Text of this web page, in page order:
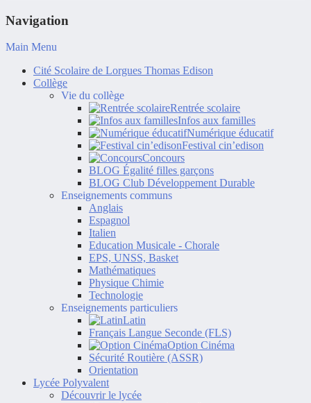
Navigation
Main Menu
Cité Scolaire de Lorgues Thomas Edison
Collège
Vie du collège
Rentrée scolaire
Infos aux familles
Numérique éducatif
Festival cin’edison
Concours
BLOG Égalité filles garçons
BLOG Club Développement Durable
Enseignements communs
Anglais
Espagnol
Italien
Education Musicale - Chorale
EPS, UNSS, Basket
Mathématiques
Physique Chimie
Technologie
Enseignements particuliers
Latin
Français Langue Seconde (FLS)
Option Cinéma
Sécurité Routière (ASSR)
Orientation
Lycée Polyvalent
Découvrir le lycée